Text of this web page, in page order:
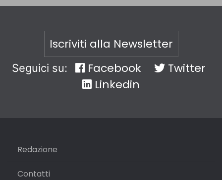
Iscriviti alla Newsletter
Seguici su: Facebook
Twitter
Linkedin
Redazione
Contatti